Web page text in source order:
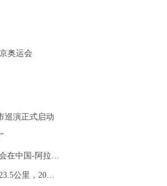
奥运会
巡演正式启动
会上向世界发出邀约
，20分钟直达